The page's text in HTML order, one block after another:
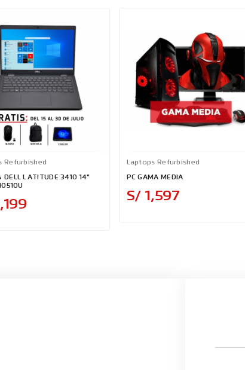
Refurbished
DELL LATITUDE 3410 14"
Laptops Refurbished
PC GAMA MEDIA
S/ 1,597